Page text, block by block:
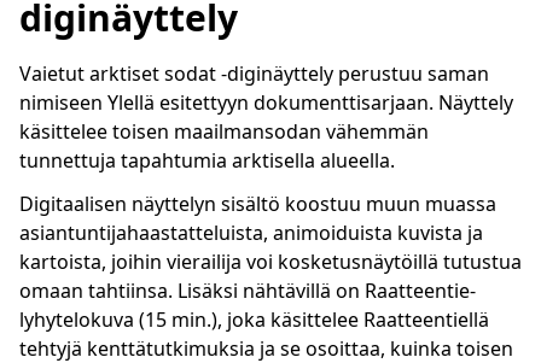
diginäyttely
Vaietut arktiset sodat -diginäyttely perustuu saman
nimiseen Ylellä esitettyyn dokumenttisarjaan. Näyttely
käsittelee toisen maailmansodan vähemmän
tunnettuja tapahtumia arktisella alueella.
Digitaalisen näyttelyn sisältö koostuu muun muassa
asiantuntijahaastatteluista, animoiduista kuvista ja
kartoista, joihin vierailija voi kosketusnäytöillä tutustua
omaan tahtiinsa. Lisäksi nähtävillä on Raatteentie-
lyhytelokuva (15 min.), joka käsittelee Raatteentiellä
tehtyjä kenttätutkimuksia ja se osoittaa, kuinka toisen